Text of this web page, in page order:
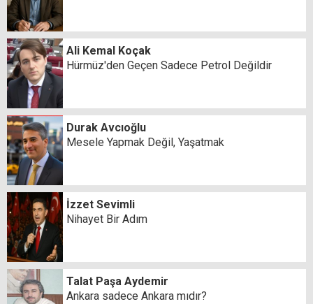
Ali Kemal Koçak
Hürmüz'den Geçen Sadece Petrol Değildir
Durak Avcıoğlu
Mesele Yapmak Değil, Yaşatmak
İzzet Sevimli
Nihayet Bir Adım
Talat Paşa Aydemir
Ankara sadece Ankara mıdır?